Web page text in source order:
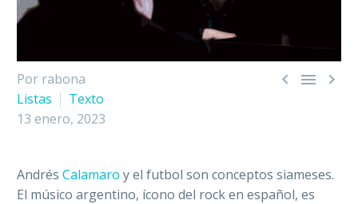
  
Por rabona
Listas
Texto
13 enero, 2023
Andrés Calamaro y el futbol son conceptos siameses.
El músico argentino, ícono del rock en español, es